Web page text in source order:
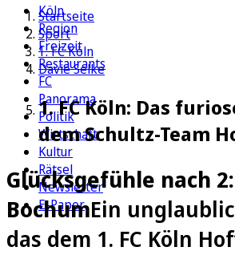
Köln
Region
Freizeit
Restaurants
FC
Panorama
Politik
Wirtschaft
Kultur
Rätsel
Newsletter
E-Paper
Startseite
Sport
1. FC Köln
Davie Selke
1. FC Köln: Das
dem Schultz-Team
Glücksgefühle nach
BochumEin
das dem 1. FC Köln